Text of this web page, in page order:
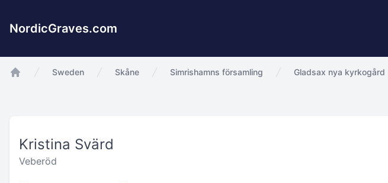
NordicGraves.com
Sweden Skåne Simrishamns församling Gladsax nya kyrkogård
Kristina Svärd
Veberöd